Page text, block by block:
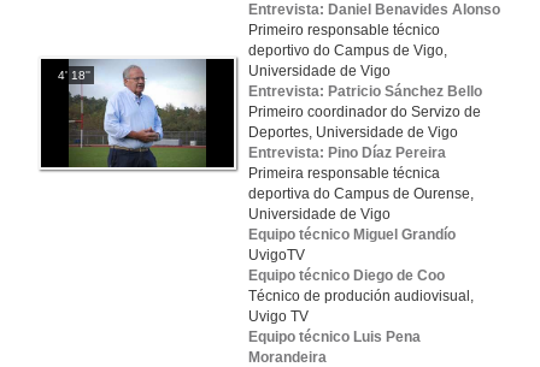
4' 18''
Entrevista: Daniel Benavides Alonso
Primeiro responsable técnico
deportivo do Campus de Vigo,
Universidade de Vigo
Entrevista: Patricio Sánchez Bello
Primeiro coordinador do Servizo de
Deportes, Universidade de Vigo
Entrevista: Pino Díaz Pereira
Primeira responsable técnica
deportiva do Campus de Ourense,
Universidade de Vigo
Equipo técnico Miguel Grandío
UvigoTV
Equipo técnico Diego de Coo
Técnico de produción audiovisual,
Uvigo TV
Equipo técnico Luis Pena
Morandeira